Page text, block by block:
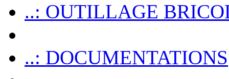
..: OUTILLAGE
..: DOCUMENTATIONS